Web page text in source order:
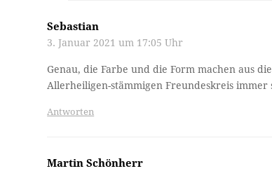
Sebastian
3. Januar 2021 um 17:05 Uhr
Genau, die Farbe und die Form machen aus
Allerheiligen-stämmigen Freundeskreis immer
Antworten
Martin Schönherr